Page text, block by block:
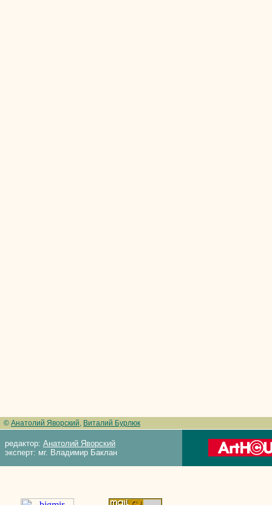
© Анатолий Яворский, Виталий Бурлюк
редактор: Анатолий Яворский
эксперт: мг. Владимир Баклан